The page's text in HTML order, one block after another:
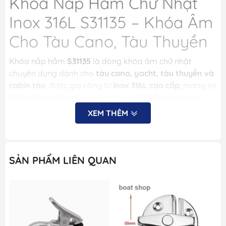
Inox 316L S31135 – Khóa Âm
Cho Tàu Cano, Tàu Thuyền
Khóa nắp hầm S31135 là dòng khóa âm chữ nhật
chuyên dụng dành cho tàu cano, yacht, tàu thuyền và
cabin tàu
, được gia công từ Inox 316L cao cấp
vướng víu khi sử dụng trên tàu. Đây là loại khóa phổ
biến cho các vị trí như:
Khoang kỹ thuật
XEM THÊM
SẢN PHẨM LIÊN QUAN